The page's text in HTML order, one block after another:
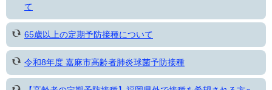
て
65歳以上の定期予防接種について
令和8年度 嘉麻市高齢者肺炎球菌予防接種